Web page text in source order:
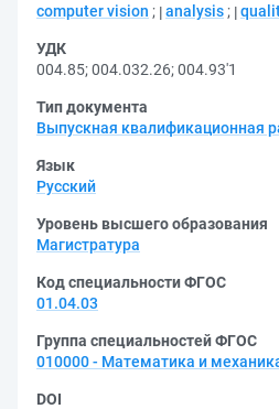
computer vision ; analysis ;
УДК
004.85;004.032.26;004.93'1
Тип документа
Выпускная квалификационная
Язык
Русский
Уровень высшего образования
Магистратура
Код специальности ФГОС
01.04.03
Группа специальностей ФГОС
010000 - Математика и
DOI